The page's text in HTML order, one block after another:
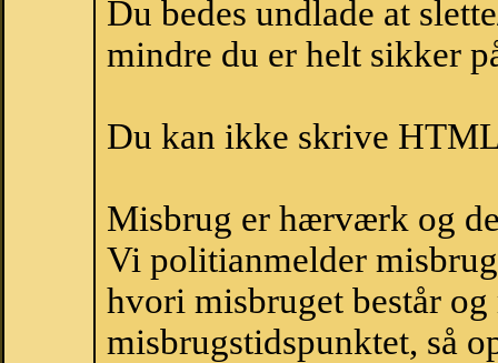
Du bedes undlade at
mindre du er helt sikker
Du kan ikke skrive
Misbrug er hærværk og
Vi politianmelder
hvori misbruget består
misbrugstidspunktet, så